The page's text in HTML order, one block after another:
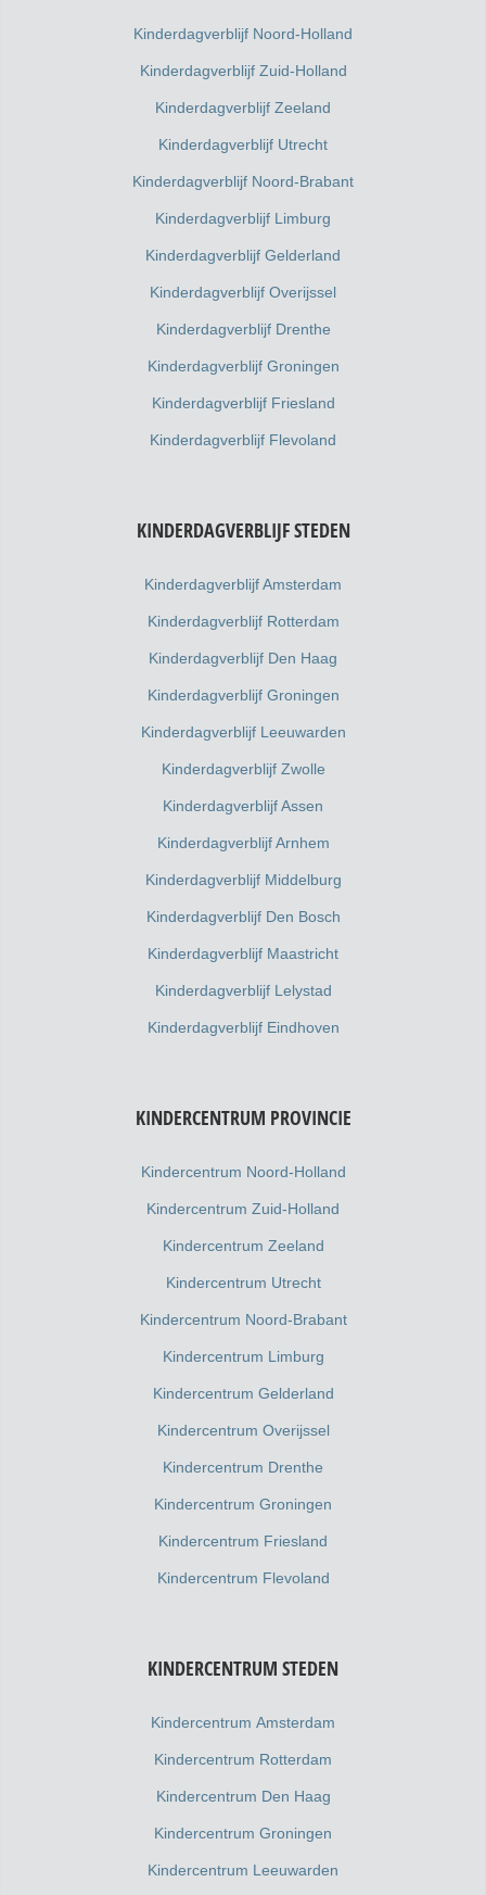
Kinderdagverblijf Noord-Holland
Kinderdagverblijf Zuid-Holland
Kinderdagverblijf Zeeland
Kinderdagverblijf Utrecht
Kinderdagverblijf Noord-Brabant
Kinderdagverblijf Limburg
Kinderdagverblijf Gelderland
Kinderdagverblijf Overijssel
Kinderdagverblijf Drenthe
Kinderdagverblijf Groningen
Kinderdagverblijf Friesland
Kinderdagverblijf Flevoland
KINDERDAGVERBLIJF STEDEN
Kinderdagverblijf Amsterdam
Kinderdagverblijf Rotterdam
Kinderdagverblijf Den Haag
Kinderdagverblijf Groningen
Kinderdagverblijf Leeuwarden
Kinderdagverblijf Zwolle
Kinderdagverblijf Assen
Kinderdagverblijf Arnhem
Kinderdagverblijf Middelburg
Kinderdagverblijf Den Bosch
Kinderdagverblijf Maastricht
Kinderdagverblijf Lelystad
Kinderdagverblijf Eindhoven
KINDERCENTRUM PROVINCIE
Kindercentrum Noord-Holland
Kindercentrum Zuid-Holland
Kindercentrum Zeeland
Kindercentrum Utrecht
Kindercentrum Noord-Brabant
Kindercentrum Limburg
Kindercentrum Gelderland
Kindercentrum Overijssel
Kindercentrum Drenthe
Kindercentrum Groningen
Kindercentrum Friesland
Kindercentrum Flevoland
KINDERCENTRUM STEDEN
Kindercentrum Amsterdam
Kindercentrum Rotterdam
Kindercentrum Den Haag
Kindercentrum Groningen
Kindercentrum Leeuwarden